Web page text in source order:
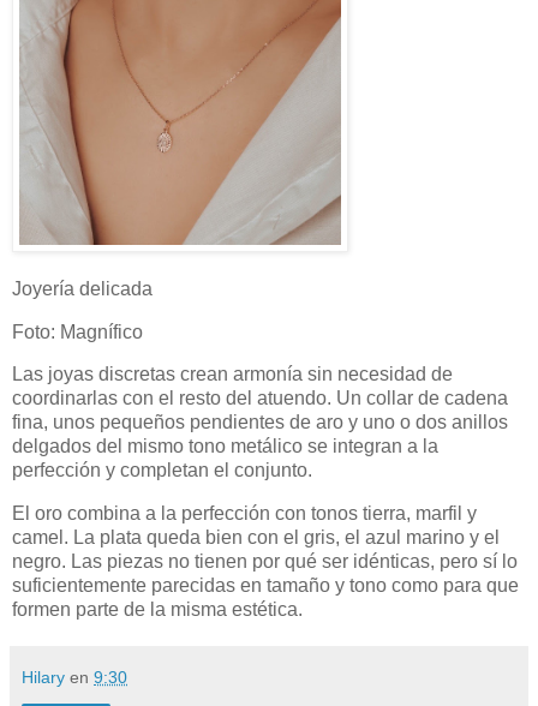
Joyería delicada
Foto: Magnífico
Las joyas discretas crean armonía sin necesidad de
coordinarlas con el resto del atuendo. Un collar de cadena
fina, unos pequeños pendientes de aro y uno o dos anillos
delgados del mismo tono metálico se integran a la
perfección y completan el conjunto.
El oro combina a la perfección con tonos tierra, marfil y
camel. La plata queda bien con el gris, el azul marino y el
negro. Las piezas no tienen por qué ser idénticas, pero sí lo
suficientemente parecidas en tamaño y tono como para que
formen parte de la misma estética.
Hilary en 9:30